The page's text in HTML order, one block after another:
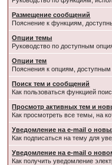
Размещение сообщений
Пояснение к функциям,
Опции темы
Руководство по доступным
Опции тем
Пояснения к опциям,
Поиск тем и сообщений
Как пользоваться функцией
Просмотр активных тем и
Как просмотреть все темы, на
Уведомление на e-mail о
Как подписаться на тему для
Уведомление на е-mail о
Как получить уведомление